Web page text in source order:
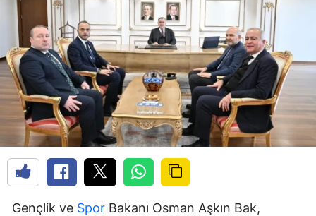
Gençlik ve Spor Bakanı Osman Aşkın Bak,